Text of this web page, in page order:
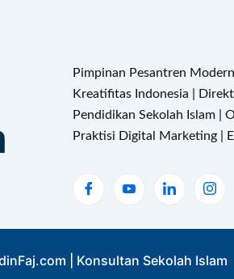
Pimpinan Pesantren
Kreatifitas Indonesia |
Pendidikan Sekolah Islam |
Praktisi Digital Marketing |
| Konsultan Sekolah Islam